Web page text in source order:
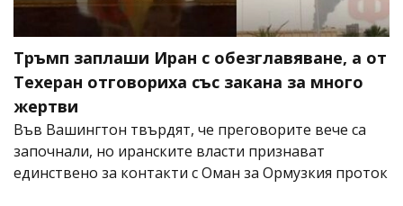
Тръмп заплаши Иран с обезглавяване, а от
Техеран отговориха със закана за много
жертви
Във Вашингтон твърдят, че преговорите вече са
започнали, но иранските власти признават
единствено за контакти с Оман за Ормузкия проток